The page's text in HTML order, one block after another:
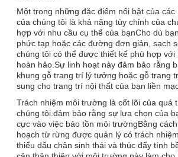
Một trong những đặc điểm nổi bật của
của chúng tôi là khả năng tùy chỉnh của
hợp với nhu cầu cụ thể của bạnCho dù
phức tạp hoặc các đường đơn giản, sạch
chúng tôi có thể được thiết kế phù hợp với
hoàn hảo.Sự linh hoạt này đảm bảo rằng
khung gỗ trang trí lý tưởng hoặc gỗ trang
sung cho trang trí nội thất của bạn liền
Trách nhiệm môi trường là cốt lõi của quá
chúng tôi.đảm bảo rằng sự lựa chọn của
cực vào việc bảo tồn môi trườngBằng
hoạch từ rừng được quản lý có trách
thiểu dấu chân sinh thái và thúc đẩy tính